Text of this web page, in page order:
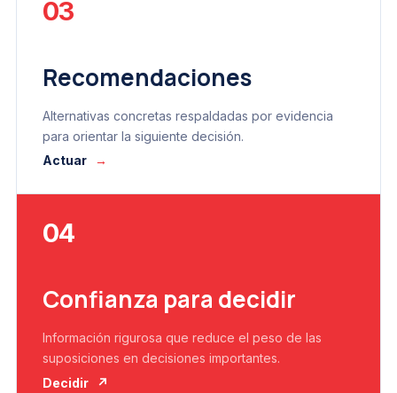
03
Recomendaciones
Alternativas concretas respaldadas por evidencia
para orientar la siguiente decisión.
Actuar
→
04
Confianza para decidir
Información rigurosa que reduce el peso de las
suposiciones en decisiones importantes.
Decidir
↗